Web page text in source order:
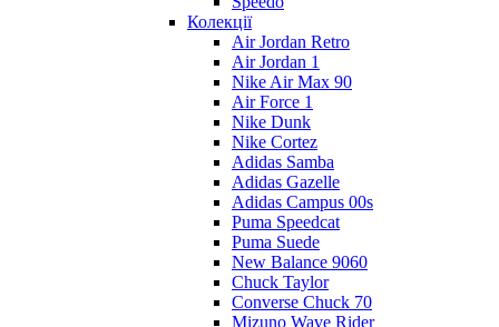
Колекції
Air Jordan Retro
Air Jordan 1
Nike Air Max 90
Air Force 1
Nike Dunk
Nike Cortez
Adidas Samba
Adidas Gazelle
Adidas Campus 00s
Puma Speedcat
Puma Suede
New Balance 9060
Chuck Taylor
Converse Chuck 70
Mizuno Wave Rider